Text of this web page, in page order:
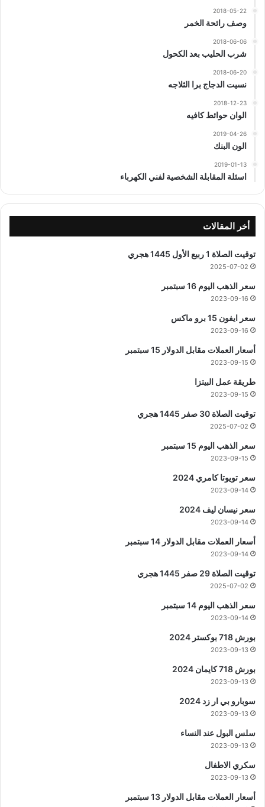
2018-05-22
وصف رائحة الخمر
2018-06-06
شرب الحليب بعد الكحول
2018-06-20
نسيت الدجاج برا الثلاجه
2018-12-23
الوان حوائط كافيه
2019-04-26
الون البنك
2019-01-13
اسئلة المقابلة الشخصية لفني الكهرباء
أخر المقالات
توقيت الصلاة 1 ربيع الأول 1445 هجري
2025-07-02
سعر الذهب اليوم 16 سبتمبر
2023-09-16
سعر ايفون 15 برو ماكس
2023-09-16
أسعار العملات مقابل الدولار 15 سبتمبر
2023-09-15
طريقة عمل البيتزا
2023-09-15
توقيت الصلاة 30 صفر 1445 هجري
2025-07-02
سعر الذهب اليوم 15 سبتمبر
2023-09-15
سعر تويوتا كامري 2024
2023-09-14
سعر نيسان ليف 2024
2023-09-14
أسعار العملات مقابل الدولار 14 سبتمبر
2023-09-14
توقيت الصلاة 29 صفر 1445 هجري
2025-07-02
سعر الذهب اليوم 14 سبتمبر
2023-09-14
بورش 718 بوكستر 2024
2023-09-13
بورش 718 كايمان 2024
2023-09-13
سوبارو بي ار زد 2024
2023-09-13
سلس البول عند النساء
2023-09-13
سكري الاطفال
2023-09-13
أسعار العملات مقابل الدولار 13 سبتمبر